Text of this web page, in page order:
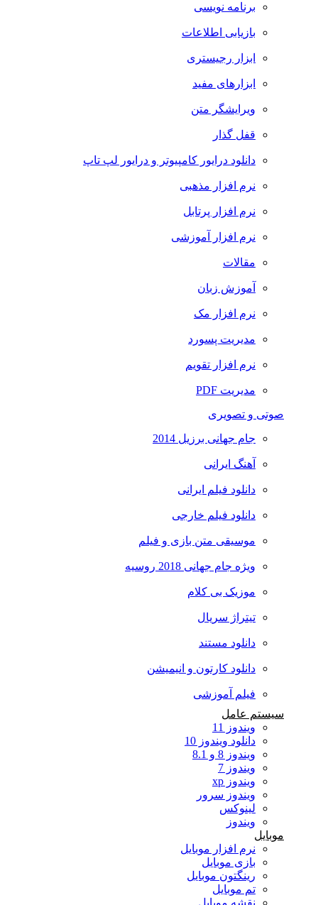
برنامه نویسی
بازیابی اطلاعات
ابزار رجیستری
ابزارهای مفید
ویرایشگر متن
قفل گذار
دانلود درایور کامپیوتر و درایور لپ تاپ
نرم افزار مذهبی
نرم افزار پرتابل
نرم افزار آموزشی
مقالات
آموزش زبان
نرم افزار مک
مدیریت پسورد
نرم افزار تقویم
مدیریت PDF
صوتی و تصویری
جام جهانی برزیل 2014
آهنگ ایرانی
دانلود فیلم ایرانی
دانلود فیلم خارجی
موسیقی متن بازی و فیلم
ویژه جام جهانی 2018 روسیه
موزیک بی کلام
تیتراژ سریال
دانلود مستند
دانلود کارتون و انیمیشن
فیلم آموزشی
سیستم عامل
ویندوز 11
دانلود ویندوز 10
ویندوز 8 و 8.1
ویندوز 7
ویندوز xp
ویندوز سرور
لینوکس
ویندوز
موبایل
نرم افزار موبایل
بازی موبایل
رینگتون موبایل
تم موبایل
نقشه موبایل